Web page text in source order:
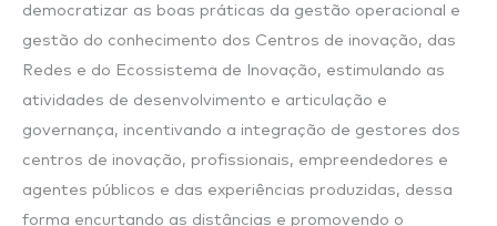
democratizar as boas práticas da gestão operacional e
gestão do conhecimento dos Centros de inovação, das
Redes e do Ecossistema de Inovação, estimulando as
atividades de desenvolvimento e articulação e
governança, incentivando a integração de gestores dos
centros de inovação, profissionais, empreendedores e
agentes públicos e das experiências produzidas, dessa
forma encurtando as distâncias e promovendo o